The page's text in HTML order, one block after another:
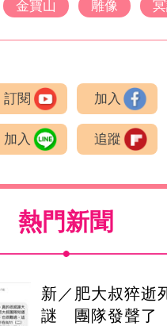
金寶山 雕像
訂閱 加入
加入 追蹤
熱門新聞
新／肥大叔猝逝
謎 團隊發聲了